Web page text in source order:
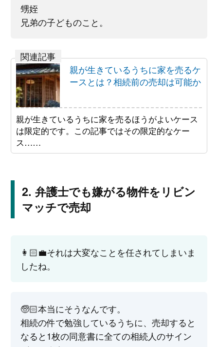
甥姪
兄弟の子どものこと。
親が生きているうちに家を売るケ
ースとは？相続前の売却は可能か
親が生きているうちに家を売るほうがよいケース
は限定的です。この記事ではその限定的なケー
ス……
弁護士でも嫌がる物件をリビン
マッチで売却
👩🏻‍💼それは大変なことを任されてしまいま
したね。
🧓🏻本当にそうなんです。
相続の件で勉強しているうちに、売却すると
なると1枚の同意書に全ての相続人のサイン